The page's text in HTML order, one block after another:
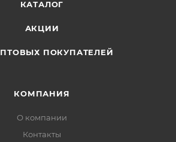
КАТАЛОГ
АКЦИИ
ПОКУПАТЕЛЕЙ
КОМПАНИЯ
О компании
Контакты